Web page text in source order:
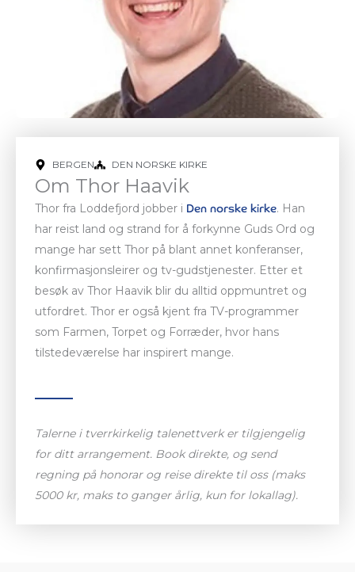
BERGEN DEN NORSKE KIRKE
Om Thor Haavik
Thor fra Loddefjord jobber i Den norske kirke. Han
har reist land og strand for å forkynne Guds Ord og
mange har sett Thor på blant annet konferanser,
konfirmasjonsleirer og tv-gudstjenester. Etter et
besøk av Thor Haavik blir du alltid oppmuntret og
utfordret. Thor er også kjent fra TV-programmer
som Farmen, Torpet og Forræder, hvor hans
tilstedeværelse har inspirert mange.
Talerne i tverrkirkelig talenettverk er tilgjengelig
for ditt arrangement. Book direkte, og send
regning på honorar og reise direkte til oss (maks
5000 kr, maks to ganger årlig, kun for lokallag).